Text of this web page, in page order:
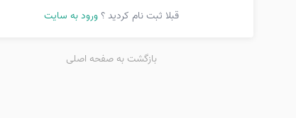
قبلا ثبت نام کردید ؟ورود به سایت
بازگشت به صفحه اصلی